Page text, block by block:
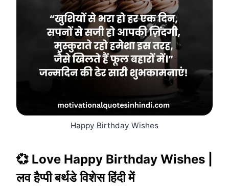
Happy Birthday Wishes
💞 Love Happy Birthday Wishes |
लव हैप्पी बर्थडे विशेस हिंदी में